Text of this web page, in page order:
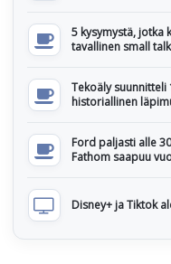
5 kysymystä, jotka
tavallinen small talk
Tekoäly suunnitteli
historiallinen
Ford paljasti alle
Fathom saapuu
Disney+ ja Tiktok